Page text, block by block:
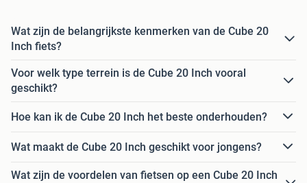
Wat zijn de belangrijkste kenmerken van de Cube 20
Inch fiets?
Voor welk type terrein is de Cube 20 Inch vooral
geschikt?
Hoe kan ik de Cube 20 Inch het beste onderhouden?
Wat maakt de Cube 20 Inch geschikt voor jongens?
Wat zijn de voordelen van fietsen op een Cube 20 Inch